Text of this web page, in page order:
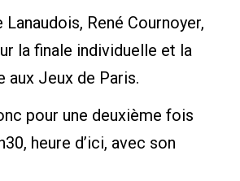
René Cournoyer,
la finale individuelle et la
aux Jeux de Paris.
pour une deuxième fois
heure d’ici, avec son